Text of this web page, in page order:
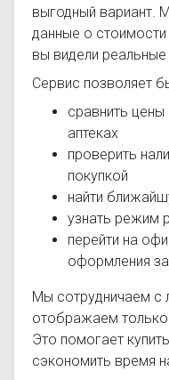
выгодный вариант.
данные о стоимости
вы видели
Сервис позволяет
сравнить цены
аптеках
проверить
покупкой
найти
узнать режим
перейти на
оформления
Мы сотрудничаем с
отображаем
Это помогает купить
сэкономить время